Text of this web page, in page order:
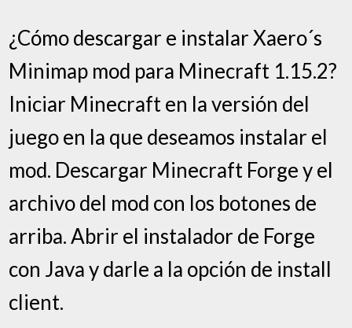
¿Cómo descargar e instalar Xaero´s
Minimap mod para Minecraft 1.15.2?
Iniciar Minecraft en la versión del
juego en la que deseamos instalar el
mod. Descargar Minecraft Forge y el
archivo del mod con los botones de
arriba. Abrir el instalador de Forge
con Java y darle a la opción de install
client.